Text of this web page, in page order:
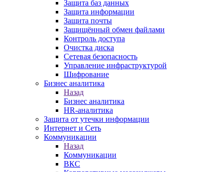
Защита баз данных
Защита информации
Защита почты
Защищённый обмен файлами
Контроль доступа
Очистка диска
Сетевая безопасность
Управление инфраструктурой
Шифрование
Бизнес аналитика
Назад
Бизнес аналитика
HR-аналитика
Защита от утечки информации
Интернет и Сеть
Коммуникации
Назад
Коммуникации
ВКС